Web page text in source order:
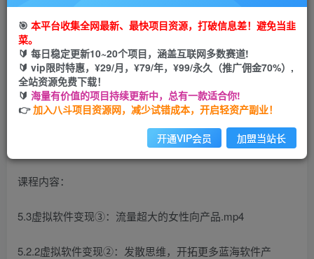
会员免费
您当前未登录！建议登陆后购买，可保存购买订单
课程内容：
5.3虚拟软件变现③：流量超大的女性向产品.mp4
5.2.2虚拟软件变现②：发散思维，开拓更多蓝海软件产
🎯 本平台收集全网最新、最快项目资源，打破信息差！避免当韭
菜。
🔰 每日稳定更新10~20个项目，涵盖互联网多数赛道!
🔰 vip限时特惠，¥29/月，¥79/年，¥99/永久（推广佣金70%）,
全站资源免费下载！
🔰 海量有价值的项目持续更新中，总有一款适合你!
👉加入八斗项目资源网，减少试错成本，开启轻资产副业！
开通VIP会员 加盟当站长